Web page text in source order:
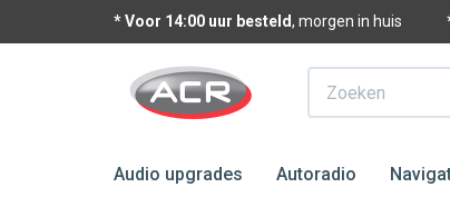
* Voor 14:00 uur besteld, morgen in huis
Zoeken
Audio upgrades Autoradio